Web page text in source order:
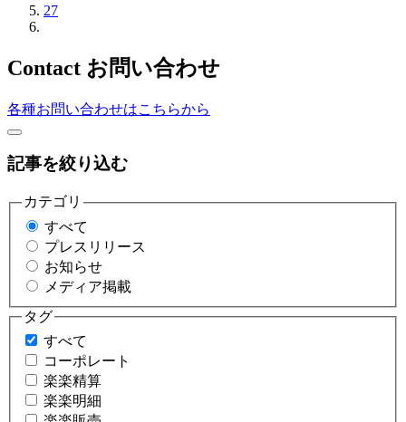
27
Contact お問い合わせ
各種お問い合わせはこちらから
記事を絞り込む
カテゴリ
すべて
プレスリリース
お知らせ
メディア掲載
タグ
すべて
コーポレート
楽楽精算
楽楽明細